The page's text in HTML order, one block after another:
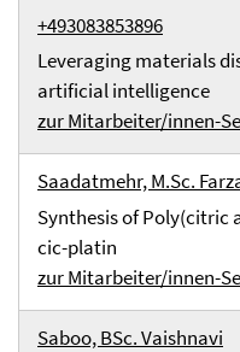
+493083853896
Leveraging materials
artificial intelligence
zur Mitarbeiter/innen-
Saadatmehr, M.Sc.
Synthesis of Poly(citric
cic-platin
zur Mitarbeiter/innen-
Saboo, BSc. Vaishnavi